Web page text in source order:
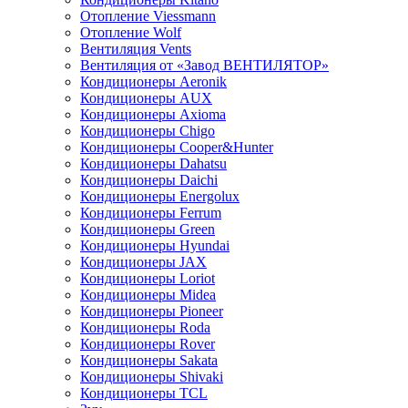
Отопление Viessmann
Отопление Wolf
Вентиляция Vents
Вентиляция от «Завод ВЕНТИЛЯТОР»
Кондиционеры Aeronik
Кондиционеры AUX
Кондиционеры Axioma
Кондиционеры Chigo
Кондиционеры Cooper&Hunter
Кондиционеры Dahatsu
Кондиционеры Daichi
Кондиционеры Energolux
Кондиционеры Ferrum
Кондиционеры Green
Кондиционеры Hyundai
Кондиционеры JAX
Кондиционеры Loriot
Кондиционеры Midea
Кондиционеры Pioneer
Кондиционеры Roda
Кондиционеры Rover
Кондиционеры Sakata
Кондиционеры Shivaki
Кондиционеры TCL